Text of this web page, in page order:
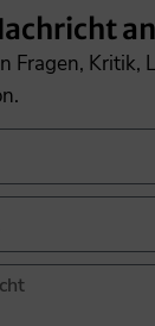
Fragen, Kritik,